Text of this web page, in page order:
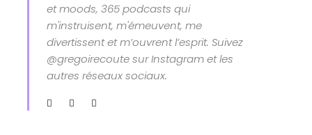
et moods, 365 podcasts qui
m'instruisent, m'émeuvent, me
divertissent et m’ouvrent l’esprit. Suivez
@gregoirecoute sur Instagram et les
autres réseaux sociaux.